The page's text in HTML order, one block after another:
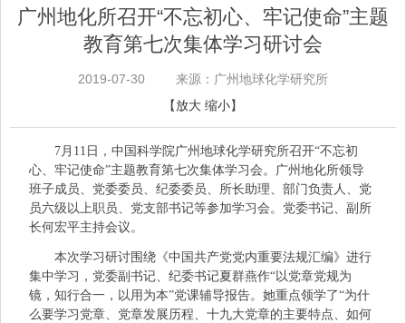
广州地化所召开“不忘初心、牢记使命”主题
教育第七次集体学习研讨会
2019-07-30
来源：广州地球化学研究所
【放大 缩小】
7月11日，中国科学院广州地球化学研究所召开“不忘初
心、牢记使命”主题教育第七次集体学习会。广州地化所领导
班子成员、党委委员、纪委委员、所长助理、部门负责人、党
员六级以上职员、党支部书记等参加学习会。党委书记、副所
长何宏平主持会议。
本次学习研讨围绕《中国共产党党内重要法规汇编》进行
集中学习，党委副书记、纪委书记夏群燕作“以党章党规为
镜，知行合一，以用为本”党课辅导报告。她重点领学了“为什
么要学习党章、党章发展历程、十九大党章的主要特点、如何